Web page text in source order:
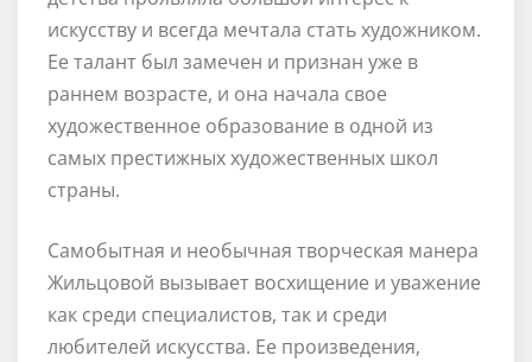
искусству и всегда мечтала стать художником.
Ее талант был замечен и признан уже в
раннем возрасте, и она начала свое
художественное образование в одной из
самых престижных художественных школ
страны.
Самобытная и необычная творческая манера
Жильцовой вызывает восхищение и уважение
как среди специалистов, так и среди
любителей искусства. Ее произведения,